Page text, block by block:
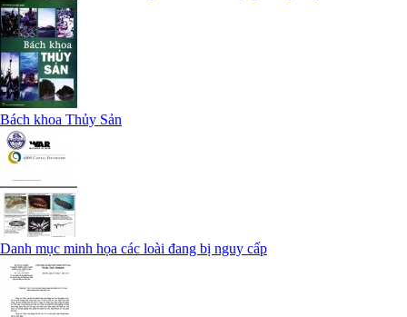
Bách khoa Thủy Sản
Danh mục minh họa các loài đang bị nguy cấp